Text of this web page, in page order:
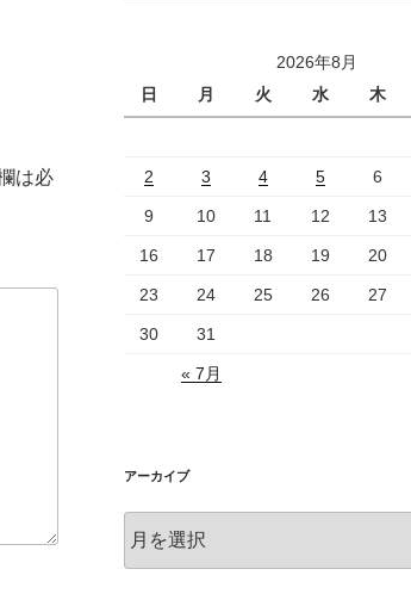
は必
2026年8月
日
月 火 水 木
2 3 4 5 6
9 10 11 12 13
16 17 18 19 20
23 24 25 26 27
30 31
« 7月
アーカイブ
ー